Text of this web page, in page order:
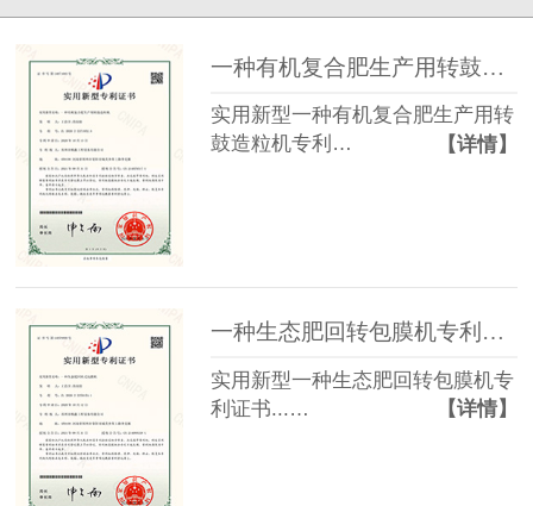
一种有机复合肥生产用转鼓造粒机专利证书
实用新型一种有机复合肥生产用转
鼓造粒机专利…
【详情】
一种生态肥回转包膜机专利证书
实用新型一种生态肥回转包膜机专
利证书...…
【详情】